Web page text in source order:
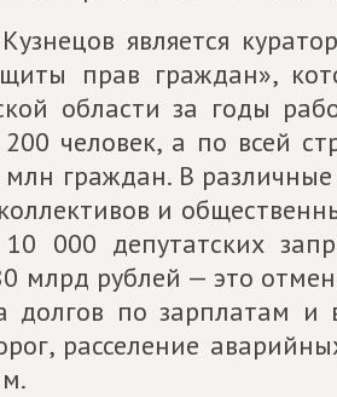
является
прав граждан»,
области за годы
человек, а по всей
млн граждан. В
и
000 депутатских
млрд рублей — это
по зарплатам и
расселение